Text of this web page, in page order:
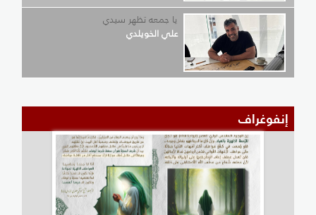
يا جمعه تظهر سيدي
علي الخويلدي
إنفوغراف